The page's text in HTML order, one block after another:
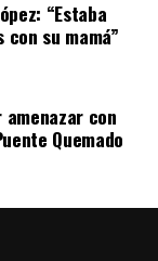
“Estaba
su mamá”
con
Quemado